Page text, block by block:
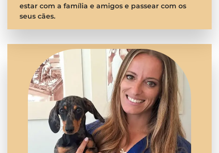
estar com a família e amigos e passear com os
seus cães.